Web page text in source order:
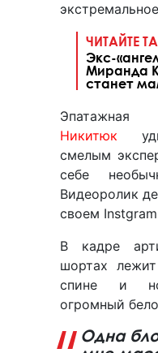
ЧИТАЙТЕ
Экс-
Миранда
станет
Эпатажная
Никитюк
смелым
себе
Видеоролик
своем
В кадре
шортах
спине и
огромный
Одна